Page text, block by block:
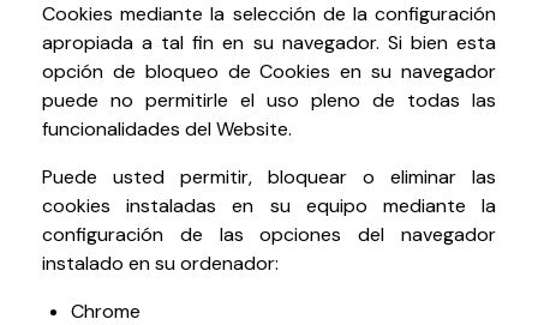
Cookies mediante la selección de la configuración
apropiada a tal fin en su navegador. Si bien esta
opción de bloqueo de Cookies en su navegador
puede no permitirle el uso pleno de todas las
funcionalidades del Website.
Puede usted permitir, bloquear o eliminar las
cookies instaladas en su equipo mediante la
configuración de las opciones del navegador
instalado en su ordenador:
Chrome